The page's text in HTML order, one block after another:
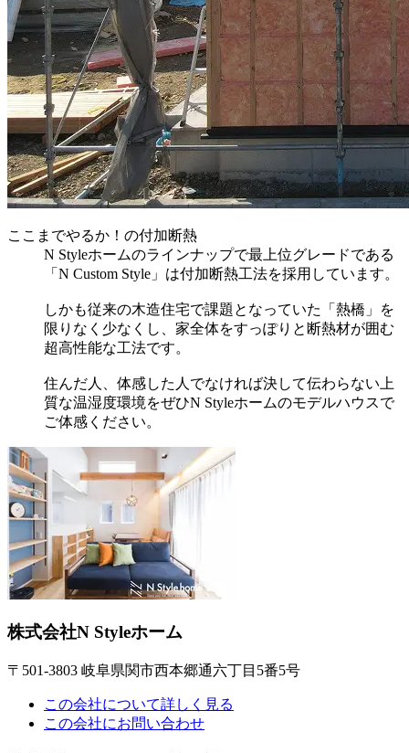
ここまでやるか！の付加断熱
N Styleホームのラインナップで最上位グレードである
「N Custom Style」は付加断熱工法を採用しています。
しかも従来の木造住宅で課題となっていた「熱橋」を
限りなく少なくし、家全体をすっぽりと断熱材が囲む
超高性能な工法です。
住んだ人、体感した人でなければ決して伝わらない上
質な温湿度環境をぜひN Styleホームのモデルハウスで
ご体感ください。
株式会社N Styleホーム
〒501-3803 岐阜県関市西本郷通六丁目5番5号
この会社について詳しく見る
この会社にお問い合わせ